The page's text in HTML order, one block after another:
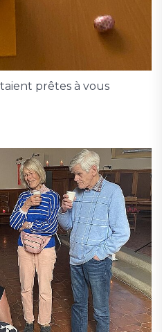
prêtes à vous